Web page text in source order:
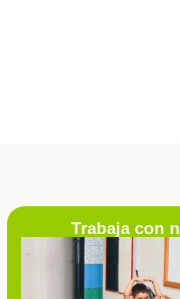
Trabaja con